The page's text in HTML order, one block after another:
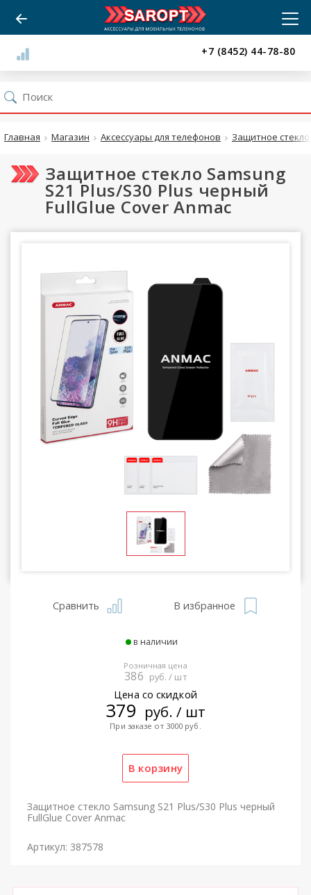
+7 (8452) 44-78-80
Главная Магазин Аксессуары для телефонов Защитное стекло
Защитное стекло Samsung
S21 Plus/S30 Plus черный
FullGlue Cover Anmac
Сравнить В избранное
в наличии
Розничная цена
386 руб. / шт
Цена со скидкой
379 руб. / шт
При заказе от 3000 руб.
Защитное стекло Samsung S21 Plus/S30 Plus черный
FullGlue Cover Anmac
Артикул: 387578